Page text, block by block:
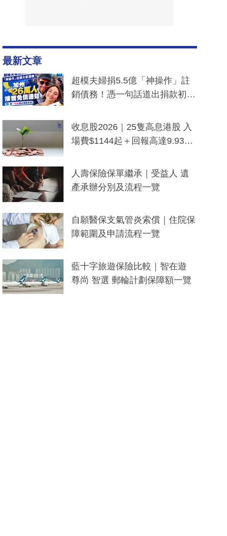
最新文章
超模夫婦捐5.5億「神操作」註
銷債務！憑一句話道出捐款初
一度被誤當詐騙手段
收息股2026｜25隻高息港股 入
場費$1144起＋回報高達9.93
人壽保險保單繼承｜受益人 遺
產承辦分別及流程一覽
自願醫保支氣管炎索償｜住院保
障範圍及申請流程一覽
藍十字旅遊保險比較｜智在遊
尊尚 智選 郵輪計劃保障額一覽